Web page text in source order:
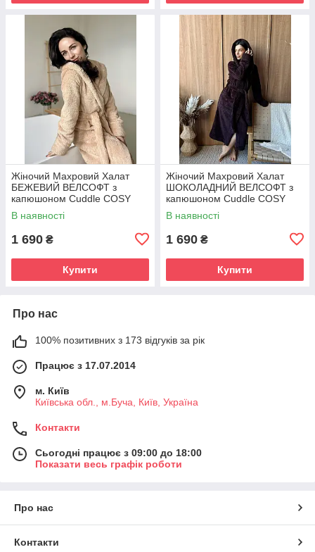
Жіночий Махровий Халат
БЕЖЕВИЙ ВЕЛСОФТ з
капюшоном Cuddle COSY
VELC02
В наявності
1 690 ₴
Купити
Жіночий Махровий Халат
ШОКОЛАДНИЙ ВЕЛСОФТ з
капюшоном Cuddle COSY
VELC01
В наявності
1 690 ₴
Купити
Про нас
100% позитивних з 173 відгуків за рік
Працює з 17.07.2014
м. Київ
Київська обл., м.Буча, Київ, Україна
Контакти
Сьогодні працює з 09:00 до 18:00
Показати весь графік роботи
Про нас
Контакти